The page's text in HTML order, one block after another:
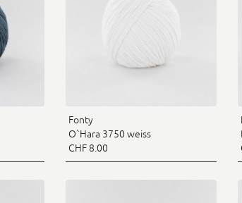
Fonty
O`Hara 3750 weiss
CHF 8.00